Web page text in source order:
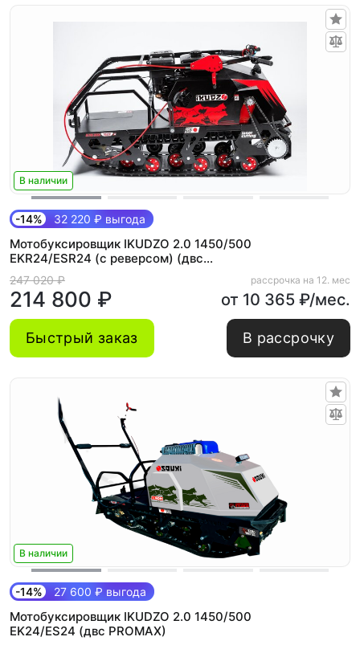
В наличии
-14% 32 220 ₽ выгода
Мотобуксировщик IKUDZO 2.0 1450/500
EKR24/ESR24 (с реверсом) (двс
PROMAX)
247 020 ₽
214 800 ₽
рассрочка на 12. мес
от 10 365 ₽/мес.
Быстрый заказ В рассрочку
В наличии
-14% 27 600 ₽ выгода
Мотобуксировщик IKUDZO 2.0 1450/500
EK24/ES24 (двс PROMAX)